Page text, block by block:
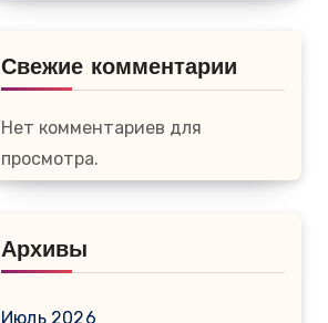
Свежие комментарии
Нет комментариев для
просмотра.
Архивы
Июль 2026